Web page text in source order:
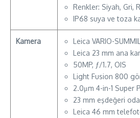
Renkler: Siyah, Gri,
IP68 suya ve toza
Kamera
Leica VARIO-
Leica 23 mm ana
50MP, ƒ/1.7, OIS
Light Fusion 800
2.0μm 4-in-1 Super
23 mm eşdeğeri
Leica 46 mm